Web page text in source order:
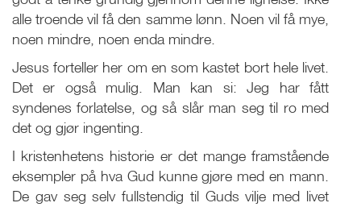
alle troende vil få den samme lønn. Noen vil få mye,
noen mindre, noen enda mindre.
Jesus forteller her om en som kastet bort hele livet.
Det er også mulig. Man kan si: Jeg har fått
syndenes forlatelse, og så slår man seg til ro med
det og gjør ingenting.
I kristenhetens historie er det mange framstående
eksempler på hva Gud kunne gjøre med en mann.
De gav seg selv fullstendig til Guds vilje med livet